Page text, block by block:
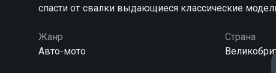
спасти от свалки выдающиеся классические
Жанр
Авто-мото
Страна